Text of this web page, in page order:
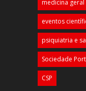
medicina
eventos
psiquiatria e
Sociedade
CSP